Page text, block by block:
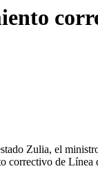
Zulia, el
correctivo de